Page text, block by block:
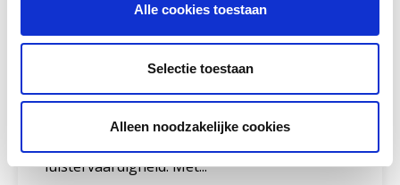
Alle cookies toestaan
Selectie toestaan
Alleen noodzakelijke cookies
Spreekvaardigheid oefenen? ‘Dat
spreekt vanzelf!’
'Dat spreekt vanzelf!' is een oefenprogramma
voor het verbeteren van de spreek- en
luistervaardigheid. Met...